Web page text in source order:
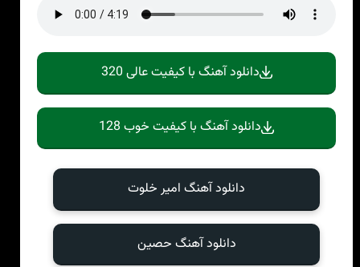
دانلود آهنگ با کیفیت عالی 320
دانلود آهنگ با کیفیت خوب 128
دانلود آهنگ امیر خلوت
دانلود آهنگ حصین